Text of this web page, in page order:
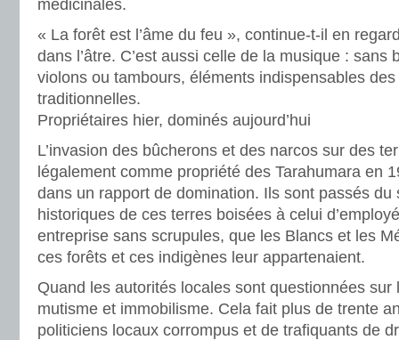
médicinales.
« La forêt est l’âme du feu », continue-t-il en
dans l’âtre. C’est aussi celle de la musique : sans
violons ou tambours, éléments indispensables
traditionnelles.
Propriétaires hier, dominés aujourd’hui
L’invasion des bûcherons et des narcos sur des
légalement comme propriété des Tarahumara en
dans un rapport de domination. Ils sont passés du
historiques de ces terres boisées à celui
entreprise sans scrupules, que les Blancs et les
ces forêts et ces indigènes leur appartenaient.
Quand les autorités locales sont questionnées
mutisme et immobilisme. Cela fait plus de trente
politiciens locaux corrompus et de trafiquants de